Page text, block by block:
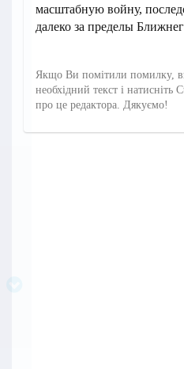
масштабную войну,
далеко за пределы
Якщо Ви помітили помилку,
необхідний текст і
про це редактора. Дякуємо!